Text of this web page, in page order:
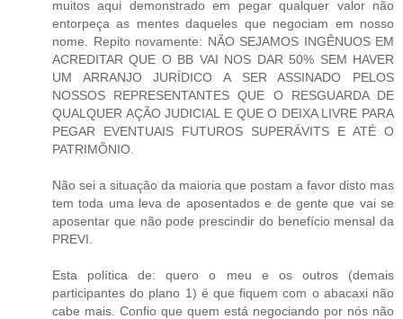
muitos aqui demonstrado em pegar qualquer valor não
entorpeça as mentes daqueles que negociam em nosso
nome. Repito novamente: NÃO SEJAMOS INGÊNUOS EM
ACREDITAR QUE O BB VAI NOS DAR 50% SEM HAVER
UM ARRANJO JURÍDICO A SER ASSINADO PELOS
NOSSOS REPRESENTANTES QUE O RESGUARDA DE
QUALQUER AÇÃO JUDICIAL E QUE O DEIXA LIVRE PARA
PEGAR EVENTUAIS FUTUROS SUPERÁVITS E ATÉ O
PATRIMÕNIO.
Não sei a situação da maioria que postam a favor disto mas
tem toda uma leva de aposentados e de gente que vai se
aposentar que não pode prescindir do benefício mensal da
PREVI.
Esta política de: quero o meu e os outros (demais
participantes do plano 1) é que fiquem com o abacaxi não
cabe mais. Confio que quem está negociando por nós não